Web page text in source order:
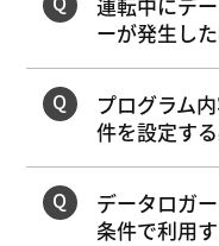
ーが発生し
プログラム
件を設定す
データロガ
条件で利用